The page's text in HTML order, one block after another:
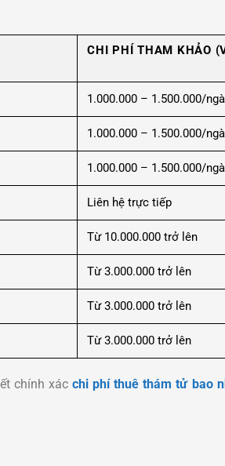
CHI PHÍ THAM KHẢO
1.000.000 – 1.500.000/
1.000.000 – 1.500.000/
1.000.000 – 1.500.000/
Liên hệ trực tiếp
Từ 10.000.000 trở lên
Từ 3.000.000 trở lên
Từ 3.000.000 trở lên
Từ 3.000.000 trở lên
chính xácchi phí thuê thám tử bao